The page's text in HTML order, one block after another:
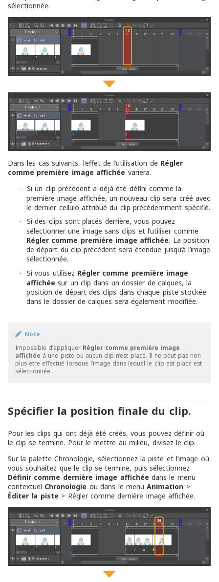
sélectionnée.
Dans les cas suivants, l’effet de l’utilisation de Régler
comme première image affichée variera.
·
Si un clip précédent a déjà été défini comme la
première image affichée, un nouveau clip sera créé avec
le dernier cellulo attribué du clip précédemment spécifié.
·
Si des clips sont placés derrière, vous pouvez
sélectionner une image sans clips et l’utiliser comme
Régler comme première image affichée. La position
de départ du clip précédent sera étendue jusqu’à l’image
sélectionnée.
· Si vous utilisez Régler comme première image
affichée sur un clip dans un dossier de calques, la
position de départ des clips dans chaque piste stockée
dans le dossier de calques sera également modifiée.
Note
Impossible d’appliquer Régler comme première image
affichée à une piste où aucun clip n’est placé. Il ne peut pas non
plus être effectué lorsque l’image dans lequel le clip est placé est
sélectionnée.
Spécifier la position finale du clip.
Pour les clips qui ont déjà été créés, vous pouvez définir où
le clip se termine. Pour le mettre au milieu, divisez le clip.
Sur la palette Chronologie, sélectionnez la piste et l’image où
vous souhaitez que le clip se termine, puis sélectionnez
Définir comme dernière image affichée dans le menu
contextuel Chronologie ou dans le menuAnimation >
Éditer la piste > Régler comme dernière image affichée.